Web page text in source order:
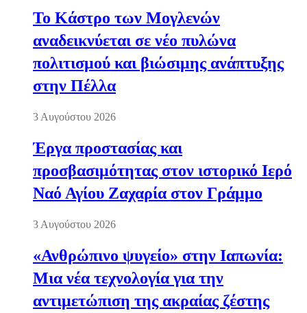
Το Κάστρο των Μογλενών
αναδεικνύεται σε νέο πυλώνα
πολιτισμού και βιώσιμης ανάπτυξης
στην Πέλλα
3 Αυγούστου 2026
Έργα προστασίας και
προσβασιμότητας στον ιστορικό Ιερό
Ναό Αγίου Ζαχαρία στον Γράμμο
3 Αυγούστου 2026
«Ανθρώπινο ψυγείο» στην Ιαπωνία:
Μια νέα τεχνολογία για την
αντιμετώπιση της ακραίας ζέστης